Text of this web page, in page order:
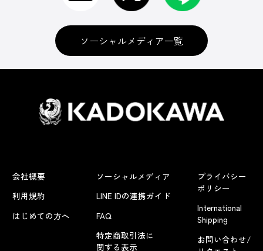
ソーシャルメディア一覧
会社概要
利用規約
はじめての方へ
ソーシャルメディア
LINE IDの連携ガイド
FAQ
特定商取引法に
関する表示
プライバシー
ポリシー
International
Shipping
お問い合わせ/